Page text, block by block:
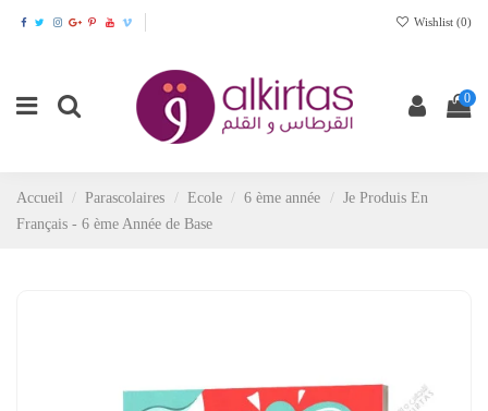
Wishlist (0)
0
Accueil Parascolaires Ecole 6 ème année
Je Produis En
Français - 6 ème Année de Base